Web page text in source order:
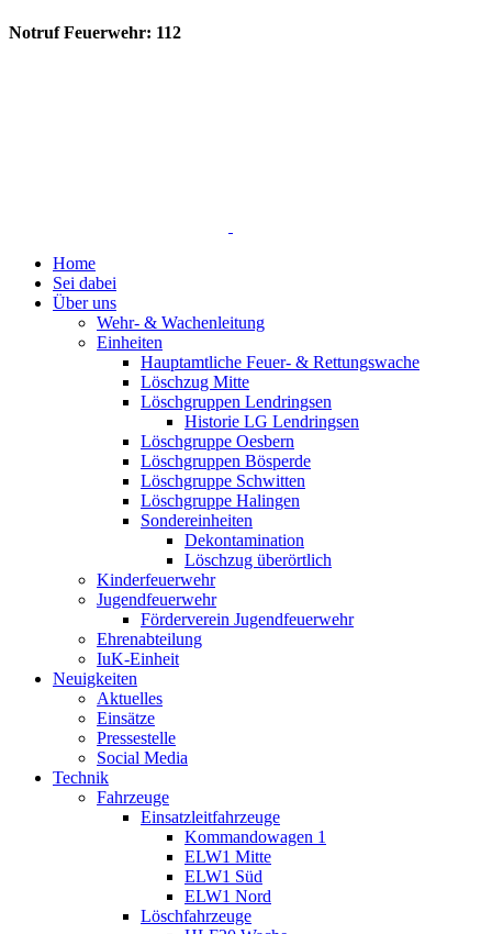
Notruf Feuerwehr: 112
Home
Sei dabei
Über uns
Wehr- & Wachenleitung
Einheiten
Hauptamtliche Feuer- & Rettungswache
Löschzug Mitte
Löschgruppen Lendringsen
Historie LG Lendringsen
Löschgruppe Oesbern
Löschgruppen Bösperde
Löschgruppe Schwitten
Löschgruppe Halingen
Sondereinheiten
Dekontamination
Löschzug überörtlich
Kinderfeuerwehr
Jugendfeuerwehr
Förderverein Jugendfeuerwehr
Ehrenabteilung
IuK-Einheit
Neuigkeiten
Aktuelles
Einsätze
Pressestelle
Social Media
Technik
Fahrzeuge
Einsatzleitfahrzeuge
Kommandowagen 1
ELW1 Mitte
ELW1 Süd
ELW1 Nord
Löschfahrzeuge